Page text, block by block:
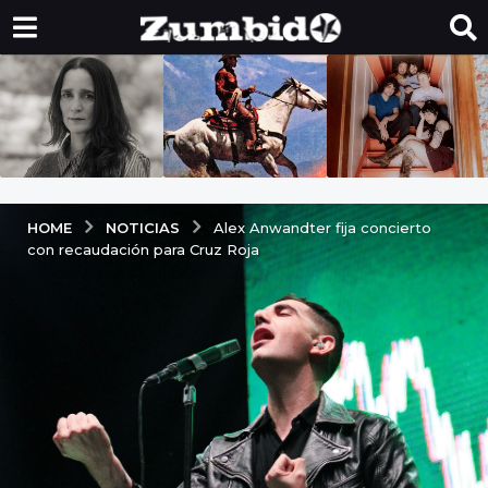
HOME NOTICIAS
Alex Anwandter fija concierto
con recaudación para Cruz Roja